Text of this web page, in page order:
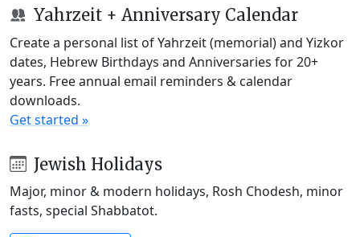
Yahrzeit + Anniversary Calendar
Create a personal list of Yahrzeit (memorial) and Yizkor
dates, Hebrew Birthdays and Anniversaries for 20+
years. Free annual email reminders & calendar
downloads.
Get started »
Jewish Holidays
Major, minor & modern holidays, Rosh Chodesh, minor
fasts, special Shabbatot.